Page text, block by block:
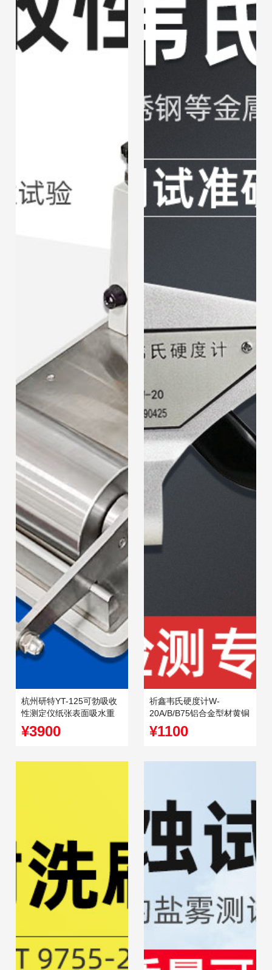
杭州研特YT-125可勃吸收
性测定仪纸张表面吸水重
量测定仪纸和纸板
¥3900
祈鑫韦氏硬度计W-
20A/B/B75铝合金型材黄铜
不锈钢金属硬度测试仪
¥1100